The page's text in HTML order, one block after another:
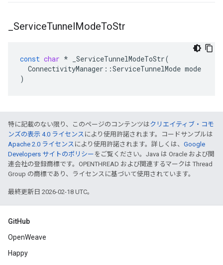
ServiceTunnelModeToStr
const char * _ServiceTunnelModeToStr(
ConnectivityManager ::ServiceTunnelMode mode
)
特に記載のない限り、このページのコンテンツはクリエイティブ・コモ
ンズの表示 4.0 ライセンス により使用許諾されます。コードサンプルは
Apache 2.0 ライセンス により使用許諾されます。詳しくは、 Google
Developers サイトのポリシー をご覧ください。Java は Oracle および関
連会社の登録商標です。OPENTHREAD および関連するマークは Thread
Group の商標であり、ライセンスに基づいて使用されています。
最終更新日 2026-02-18 UTC。
GitHub
OpenWeave
Happy